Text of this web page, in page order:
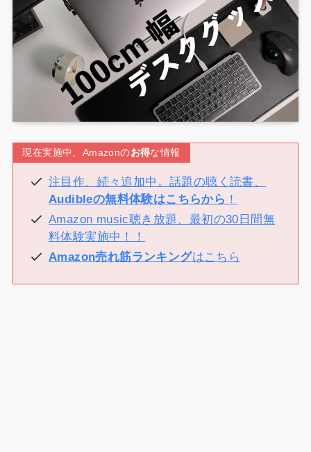
現在実施中、Amazonのお得な情報
注目作、続々追加中。話題の聴く読書、
Audibleの無料体験はこちらから ！
Amazon music聴き放題、最初の30日間無
料体験実施中！！
Amazon売れ筋ランキングはこちら